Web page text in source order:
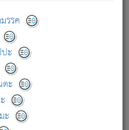
รรค
ะ
ะ
ะ
ปรับปรุงข้อมูลให้ถูกต้องมากที่สุด
นฉบับ ที่มีการพิมพ์ครั้งล่าสุด
|แจ้งข้อผิดพลาด / แนะนำ